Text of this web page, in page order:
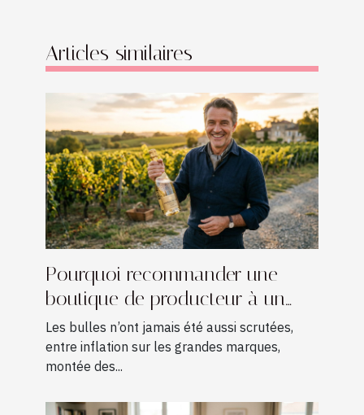
Articles similaires
Pourquoi recommander une
boutique de producteur à un
amateur de champagne ?
Les bulles n’ont jamais été aussi scrutées,
entre inflation sur les grandes marques,
montée des...